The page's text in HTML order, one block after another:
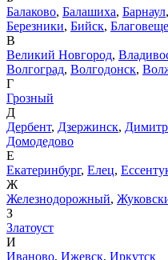
Балаково, Балашиха, Барнаул,
Березники, Бийск,
В
Великий Новгород,
Волгоград, Волгодонск,
Г
Грозный
Д
Дербент, Дзержинск,
Домодедово
Е
Екатеринбург, Елец,
Ж
Железнодорожный,
З
Златоуст
И
Иваново, Ижевск, Иркутск